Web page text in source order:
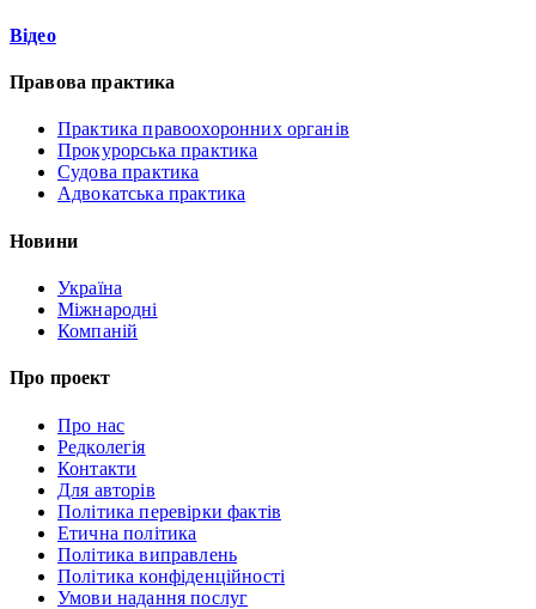
Відео
Правова практика
Практика правоохоронних органів
Прокурорська практика
Судова практика
Адвокатська практика
Новини
Україна
Міжнародні
Компаній
Про проект
Про нас
Редколегія
Контакти
Для авторів
Політика перевірки фактів
Етична політика
Політика виправлень
Політика конфіденційності
Умови надання послуг